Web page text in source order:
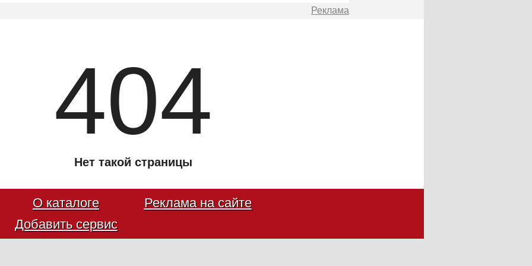
Реклама
404
Нет такой страницы
О каталоге
Добавить сервис
Реклама на сайте